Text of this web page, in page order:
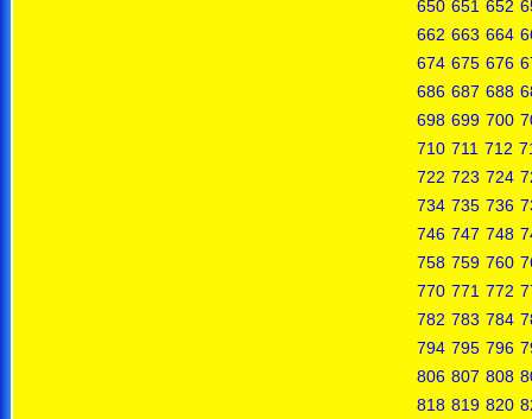
650 651 652
662 663 664
674 675 676
686 687 688
698 699 700
710 711 712
722 723 724
734 735 736
746 747 748
758 759 760
770 771 772
782 783 784
794 795 796
806 807 808
818 819 820